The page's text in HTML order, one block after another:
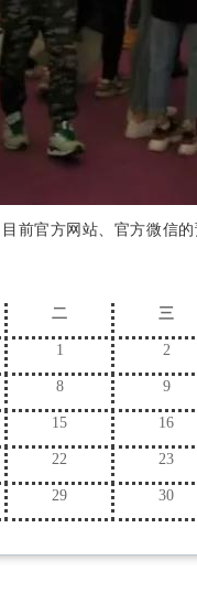
前官方网站、官方微信
二 三
1 2
8 9
15 16
22 23
29 30